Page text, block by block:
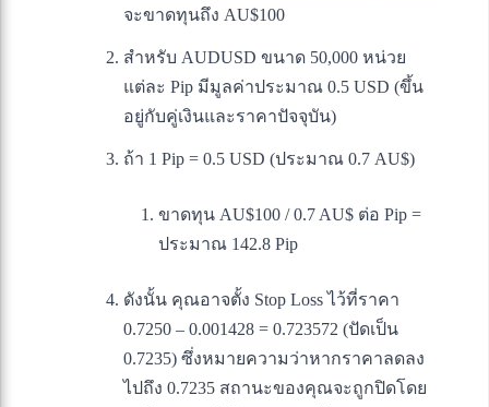
จะขาดทุนถึง AU$100
สำหรับ AUDUSD ขนาด 50,000 หน่วย
แต่ละ Pip มีมูลค่าประมาณ 0.5 USD (ขึ้น
อยู่กับคู่เงินและราคาปัจจุบัน)
ถ้า 1 Pip = 0.5 USD (ประมาณ 0.7 AU$)
ขาดทุน AU$100 / 0.7 AU$ ต่อ Pip =
ประมาณ 142.8 Pip
ดังนั้น คุณอาจตั้ง Stop Loss ไว้ที่ราคา
0.7250 – 0.001428 = 0.723572 (ปัดเป็น
0.7235) ซึ่งหมายความว่าหากราคาลดลง
ไปถึง 0.7235 สถานะของคุณจะถูกปิดโดย